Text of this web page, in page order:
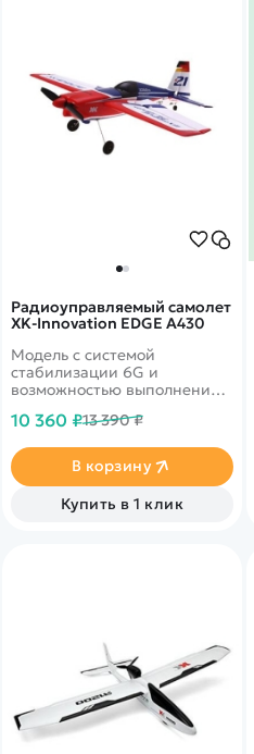
Радиоуправляемый самолет
XK-Innovation EDGE A430
Модель с системой
стабилизации 6G и
возможностью выполнения
каналов управления
10 360 ₽13 390 ₽
В корзину
Купить в 1 клик